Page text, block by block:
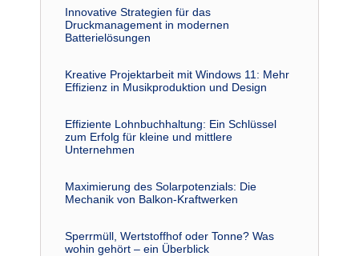
Innovative Strategien für das
Druckmanagement in modernen
Batterielösungen
Kreative Projektarbeit mit Windows 11: Mehr
Effizienz in Musikproduktion und Design
Effiziente Lohnbuchhaltung: Ein Schlüssel
zum Erfolg für kleine und mittlere
Unternehmen
Maximierung des Solarpotenzials: Die
Mechanik von Balkon-Kraftwerken
Sperrmüll, Wertstoffhof oder Tonne? Was
wohin gehört – ein Überblick